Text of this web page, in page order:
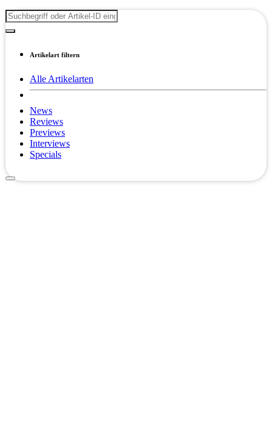
Artikelart filtern
Alle Artikelarten
News
Reviews
Previews
Interviews
Specials